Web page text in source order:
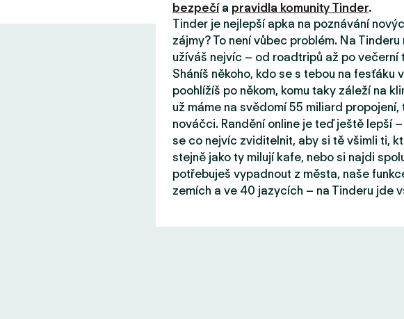
bezpečía pravidla komunity Tinder.
Tinder je nejlepší apka na poznávání
zájmy? To není vůbec problém. Na
užíváš nejvíc – od roadtripů až po večerní
Sháníš někoho, kdo se s tebou na fesťáku
poohlížíš po někom, komu taky záleží na
už máme na svědomí 55 miliard
nováčci. Randění online je teď ještě lepší
se co nejvíc zviditelnit, aby si tě všimli ti,
stejně jako ty milují kafe, nebo si najdi
potřebuješ vypadnout z města, naše
zemích a ve 40 jazycích – na Tinderu jde